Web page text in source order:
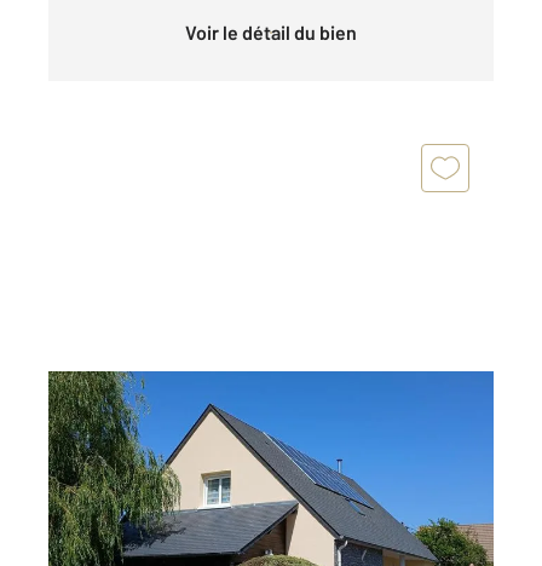
Voir le détail du bien
ST PLANCHERS 50
110 m2, 6 pièces
Ref : 44461
Maison à vendre
354 000 €